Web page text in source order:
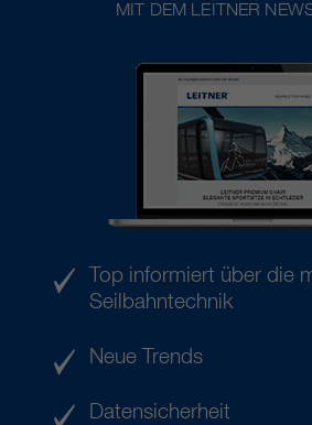
MIT DEM LEITNER
Top informiert über die
Seilbahntechnik
Neue Trends
Datensicherheit